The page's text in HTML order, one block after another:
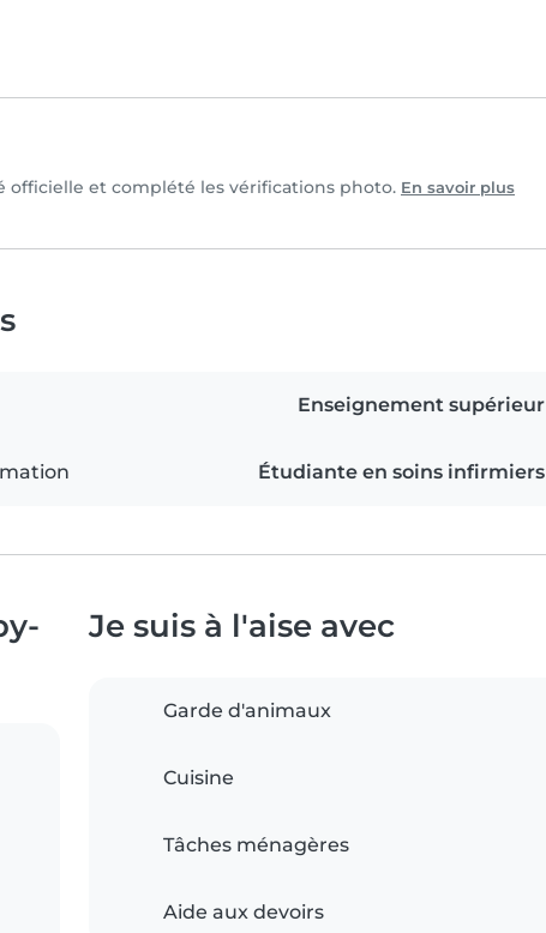
et complété les vérifications photo. En savoir plus
Enseignement supérieur
Étudiante en soins infirmiers
Je suis à l'aise avec
Garde d'animaux
Cuisine
Tâches ménagères
Aide aux devoirs